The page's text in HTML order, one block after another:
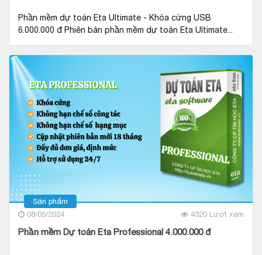
Phần mềm dự toán Eta Ultimate - Khóa cứng USB
6.000.000 đ Phiên bản phần mềm dự toán Eta Ultimate...
Sản phẩm
08/05/2024
4320 Lượt xem
Phần mềm Dự toán Eta Professional 4.000.000 đ